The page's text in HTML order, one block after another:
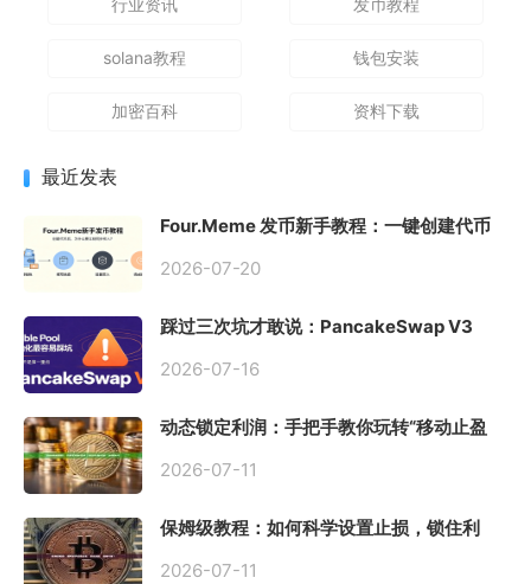
行业资讯 发币教程
solana教程 钱包安装
加密百科 资料下载
最近发表
Four.Meme 发币新手教程：一键创建代币
2026-07-20
踩过三次坑才敢说：PancakeSwap V3
初始化
2026-07-16
动态锁定利润：手把手教你玩转“移动止盈
2026-07-11
保姆级教程：如何科学设置止损，锁住利
2026-07-11